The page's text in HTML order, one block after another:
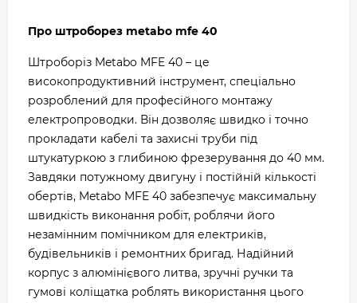
Про штроборез metabo mfe 40
Штроборіз Metabo MFE 40 – це
високопродуктивний інструмент, спеціально
розроблений для професійного монтажу
електропроводки. Він дозволяє швидко і точно
прокладати кабелі та захисні труби під
штукатуркою з глибиною фрезерування до 40 мм.
Завдяки потужному двигуну і постійній кількості
обертів, Metabo MFE 40 забезпечує максимальну
швидкість виконання робіт, роблячи його
незамінним помічником для електриків,
будівельників і ремонтних бригад. Надійний
корпус з алюмінієвого литва, зручні ручки та
гумові коліщатка роблять використання цього